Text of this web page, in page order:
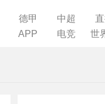
德甲 中超
APP 电竞 世